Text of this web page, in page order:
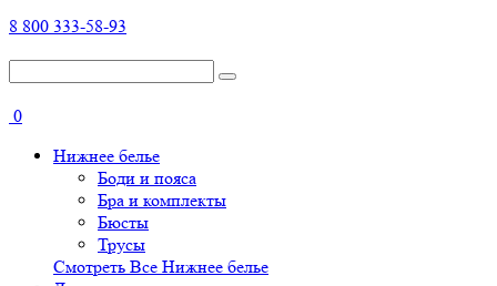
8 800 333-58-93
0
Нижнее белье
Боди и пояса
Бра и комплекты
Бюсты
Трусы
Смотреть Все Нижнее белье